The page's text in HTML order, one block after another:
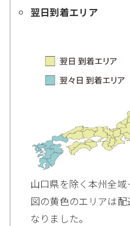
翌日到着エリア
山口県を除く本州全域
図の黄色のエリアは
なりました。